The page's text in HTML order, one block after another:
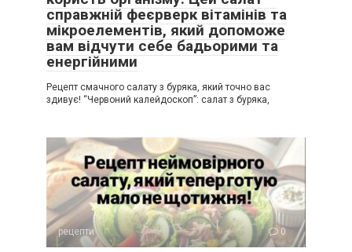
справжній феєрверк вітамінів та
мікроелементів, який допоможе
вам відчути себе бадьорими та
енергійними
Рецепт смачного салату з буряка, який точно вас
здивує! “Червоний калейдоскоп”: салат з буряка,
рецепти 0